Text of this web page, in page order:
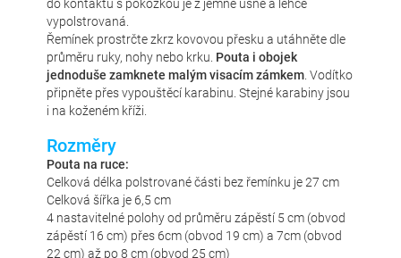
do kontaktu s pokožkou je z jemné usně a lehce
vypolstrovaná.
Řemínek prostrčte zkrz kovovou přesku a utáhněte dle
průměru ruky, nohy nebo krku. Pouta i obojek
jednoduše zamknete malým visacím zámkem. Vodítko
připněte přes vypouštěcí karabinu. Stejné karabiny jsou
i na koženém kříži.
Rozměry
Pouta na ruce:
Celková délka polstrované části bez řemínku je 27 cm
Celková šířka je 6,5 cm
4 nastavitelné polohy od průměru zápěstí 5 cm (obvod
zápěstí 16 cm) přes 6cm (obvod 19 cm) a 7cm (obvod
22 cm) až po 8 cm (obvod 25 cm)